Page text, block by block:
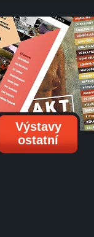
Výstavy
ostatní